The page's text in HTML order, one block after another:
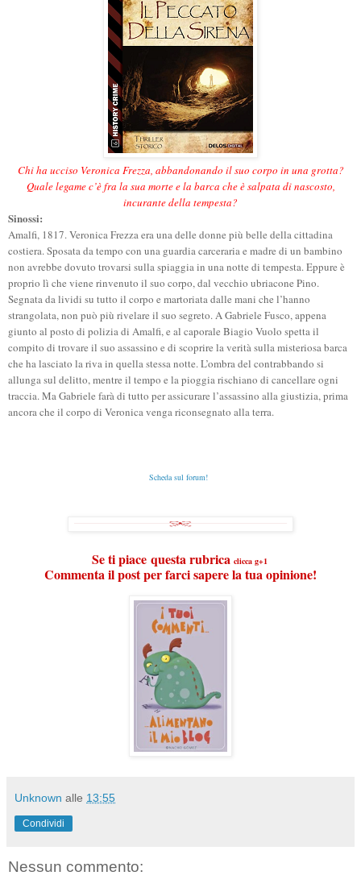
Chi ha ucciso Veronica Frezza, abbandonando il suo corpo in una grotta?
Quale legame c’è fra la sua morte e la barca che è salpata di nascosto,
incurante della tempesta?
Sinossi:
Amalfi, 1817. Veronica Frezza era una delle donne più belle della cittadina
costiera. Sposata da tempo con una guardia carceraria e madre di un bambino
non avrebbe dovuto trovarsi sulla spiaggia in una notte di tempesta. Eppure è
proprio lì che viene rinvenuto il suo corpo, dal vecchio ubriacone Pino.
Segnata da lividi su tutto il corpo e martoriata dalle mani che l’hanno
strangolata, non può più rivelare il suo segreto. A Gabriele Fusco, appena
giunto al posto di polizia di Amalfi, e al caporale Biagio Vuolo spetta il
compito di trovare il suo assassino e di scoprire la verità sulla misteriosa barca
che ha lasciato la riva in quella stessa notte. L’ombra del contrabbando si
allunga sul delitto, mentre il tempo e la pioggia rischiano di cancellare ogni
traccia. Ma Gabriele farà di tutto per assicurare l’assassino alla giustizia, prima
ancora che il corpo di Veronica venga riconsegnato alla terra.
Scheda sul forum!
Se ti piace questa rubrica clicca g+1
Commenta il post per farci sapere la tua opinione!
Unknown alle 13:55
Condividi
Nessun commento: